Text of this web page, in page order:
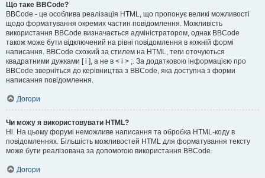
Що таке BBCode?
BBCode - це особлива реалізація HTML, що пропонує великі можливості
щодо форматування окремих частин повідомлення. Можливість
використання BBCode визначається адміністратором, однак BBCode
також може бути відключений на рівні повідомлення в кожній формі
написання. BBCode схожий за стилем на HTML, теги оточуються
квадратними дужками [ і ], а не в < і > ;. За додатковою інформацією про
BBCode зверніться до керівництва з BBCode, яка доступна з форми
написання повідомлення.
Догори
Чи можу я використовувати HTML?
Ні. На цьому форумі неможливе написання та обробка HTML-коду в
повідомленнях. Більшість можливостей HTML для форматування тексту
може бути реалізована за допомогою використання BBCode.
Догори